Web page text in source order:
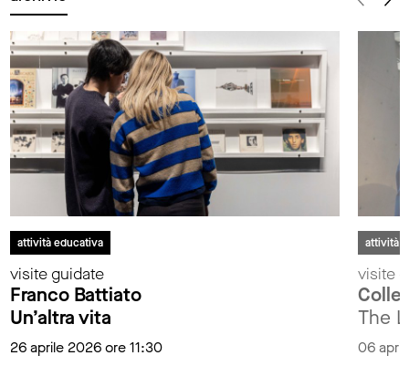
attività educativa
visite guidate
Franco Battiato
Un’altra vita
26 aprile 2026 ore 11:30
attività
visite
The
06